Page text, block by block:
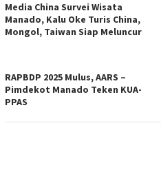
Media China Survei Wisata
Manado, Kalu Oke Turis China,
Mongol, Taiwan Siap Meluncur
RAPBDP 2025 Mulus, AARS –
Pimdekot Manado Teken KUA-
PPAS